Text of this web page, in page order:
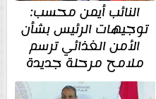
النائب أيمن محسب:
توجيهات الرئيس بشأن
الأمن الغذائي ترسم
ملامح مرحلة جديدة